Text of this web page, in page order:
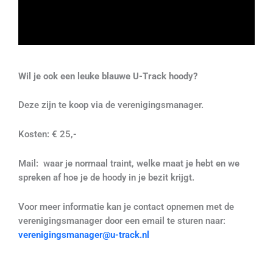
Wil je ook een leuke blauwe U-Track hoody?
Deze zijn te koop via de verenigingsmanager.
Kosten: € 25,-
Mail: waar je normaal traint, welke maat je hebt en we
spreken af hoe je de hoody in je bezit krijgt.
Voor meer informatie kan je contact opnemen met de
verenigingsmanager door een email te sturen naar:
verenigingsmanager@u-track.nl